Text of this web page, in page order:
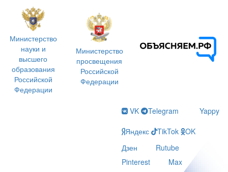
Министерство
науки и
высшего
образования
Российской
Федерации
Министерство
просвещения
Российской
Федерации
VK Telegram
Yappy
Яндекс
TikTok
OK
Дзен
Rutube
Pinterest
Max